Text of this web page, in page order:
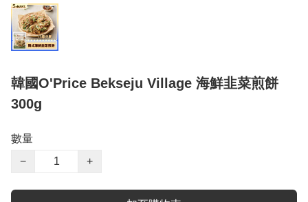
韓國O'Price Bekseju Village 海鮮韭菜煎餅
300g
數量
−
+